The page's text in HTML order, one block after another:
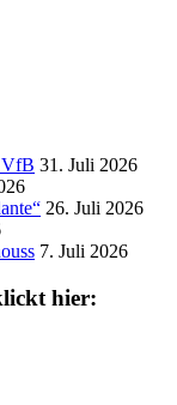
VfB 31. Juli 2026
26. Juli 2026
7. Juli 2026
hier: